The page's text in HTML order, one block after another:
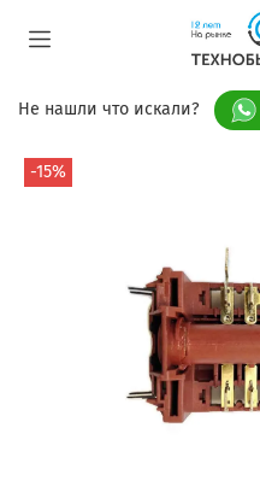
Не нашли что искали?
-15%